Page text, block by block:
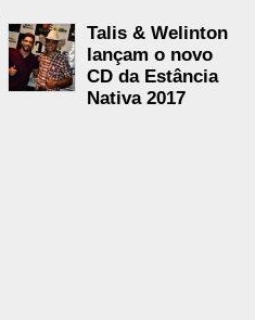
Talis & Welinton
lançam o novo
CD da Estância
Nativa 2017